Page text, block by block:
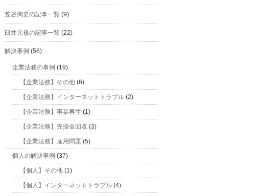
笠谷洵史の記事一覧 (9)
臼井元規の記事一覧 (22)
解決事例 (56)
企業法務の事例 (19)
【企業法務】その他 (6)
【企業法務】インターネットトラブル (2)
【企業法務】事業再生 (1)
【企業法務】売掛金回収 (3)
【企業法務】雇用問題 (5)
個人の解決事例 (37)
【個人】その他 (1)
【個人】インターネットトラブル (4)